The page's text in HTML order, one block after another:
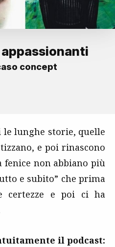
concept
le lunghe storie, quelle
e poi rinascono
fenice non abbiano più
e subito” che prima
certezze e poi ci ha
il podcast: